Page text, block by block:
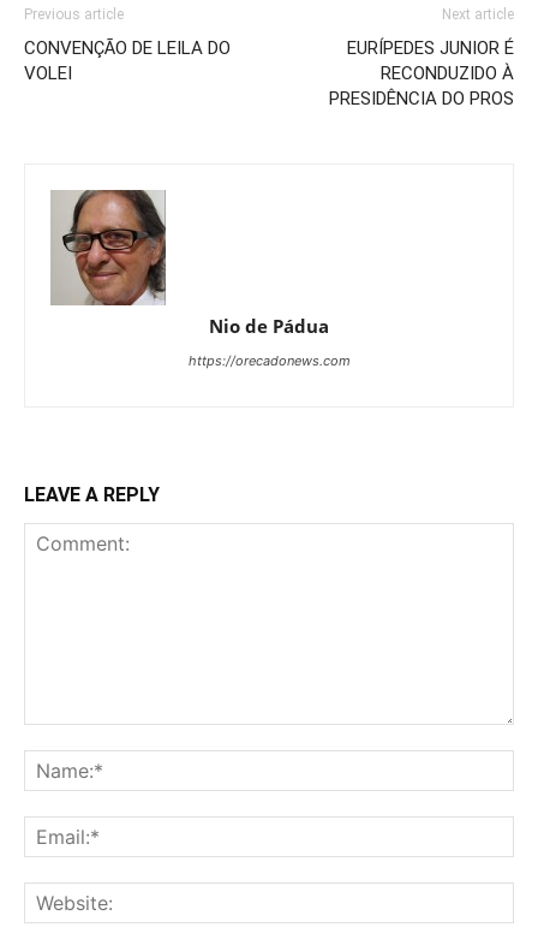
Previous article
CONVENÇÃO DE LEILA DO
VOLEI
Next article
EURÍPEDES JUNIOR É
RECONDUZIDO À
PRESIDÊNCIA DO PROS
Nio de Pádua
https://orecadonews.com
LEAVE A REPLY